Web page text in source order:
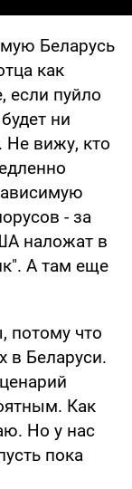
Беларусь
как
если пуйло
ни
Не вижу, кто
- за
наложат в
А там еще
потому что
в Беларуси.
Как
Но у нас
пока